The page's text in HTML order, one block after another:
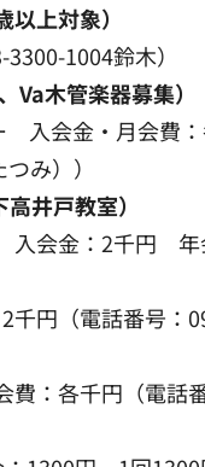
上対象）
1004鈴木）
木管楽器募集）
会金・月会費：
み））
井戸教室）
会金：2千円 年
円（電話番号：
各千円（電話番